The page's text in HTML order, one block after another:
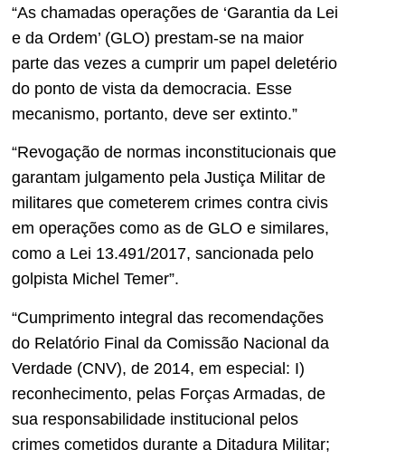
“As chamadas operações de ‘Garantia da Lei
e da Ordem’ (GLO) prestam-se na maior
parte das vezes a cumprir um papel deletério
do ponto de vista da democracia. Esse
mecanismo, portanto, deve ser extinto.”
“Revogação de normas inconstitucionais que
garantam julgamento pela Justiça Militar de
militares que cometerem crimes contra civis
em operações como as de GLO e similares,
como a Lei 13.491/2017, sancionada pelo
golpista Michel Temer”.
“Cumprimento integral das recomendações
do Relatório Final da Comissão Nacional da
Verdade (CNV), de 2014, em especial: I)
reconhecimento, pelas Forças Armadas, de
sua responsabilidade institucional pelos
crimes cometidos durante a Ditadura Militar;